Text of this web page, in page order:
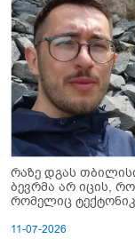
რაზე დგას
ბევრმა არ იცის,
რომელიც
11-07-2026